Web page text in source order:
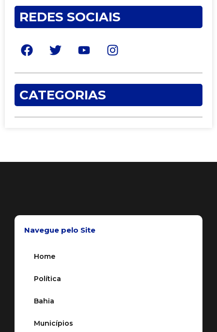
REDES SOCIAIS
CATEGORIAS
Navegue pelo Site
Home
Política
Bahia
Municípios